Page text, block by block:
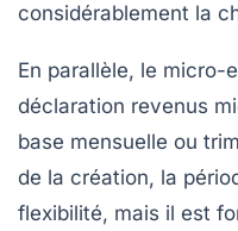
considérablement la
En parallèle, le micro-
déclaration revenus
base mensuelle ou
de la création, la
flexibilité, mais il est